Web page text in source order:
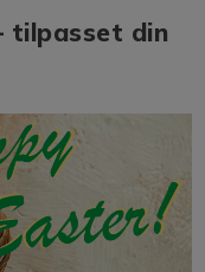
tilpasset din